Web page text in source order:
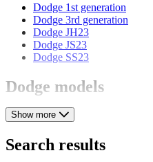
Dodge 1st generation
Dodge 3rd generation
Dodge JH23
Dodge JS23
Dodge SS23
Dodge models
Dodge Charger
Dodge Custom
Dodge D 11
Show more
Search results